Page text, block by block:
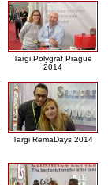
Targi Polygraf Prague
2014
Targi RemaDays 2014